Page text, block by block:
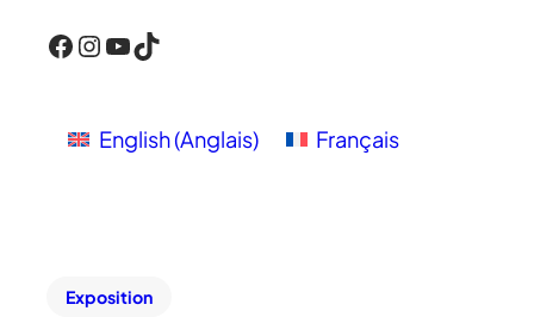
Facebook InstagramYouTube TikTok
English(Anglais) Français
Exposition